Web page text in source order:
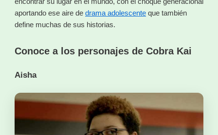
aportando ese aire de drama adolescente que también
define muchas de sus historias.
Conoce a los personajes de Cobra Kai
Aisha